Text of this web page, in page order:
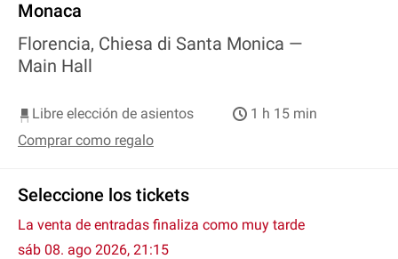
Monaca
Florencia, Chiesa di Santa Monica —
Main Hall
Libre elección de asientos
1 h 15 min
Comprar como regalo
Seleccione los tickets
La venta de entradas finaliza como muy tarde
sáb 08. ago 2026, 21:15